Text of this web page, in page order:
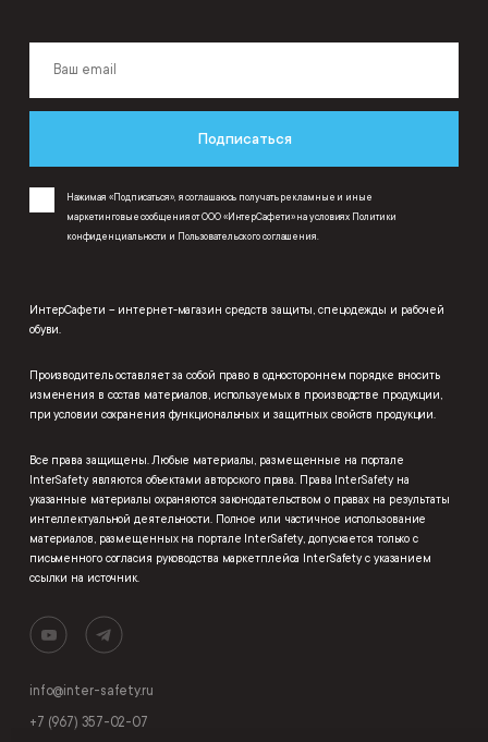
Подписаться
Нажимая «Подписаться», я соглашаюсь получать рекламные и иные
маркетинговые сообщения от ООО «ИнтерСафети» на условиях Политики
конфиденциальности и Пользовательского соглашения.
ИнтерСафети – интернет-магазин средств защиты, спецодежды и рабочей
обуви.
Производитель оставляет за собой право в одностороннем порядке вносить
изменения в состав материалов, используемых в производстве продукции,
при условии сохранения функциональных и защитных свойств продукции.
Все права защищены. Любые материалы, размещенные на портале
InterSafety являются объектами авторского права. Права InterSafety на
указанные материалы охраняются законодательством о правах на результаты
интеллектуальной деятельности. Полное или частичное использование
материалов, размещенных на портале InterSafety, допускается только с
письменного согласия руководства маркетплейса InterSafety с указанием
ссылки на источник.
info@inter-safety.ru
+7 (967) 357-02-07